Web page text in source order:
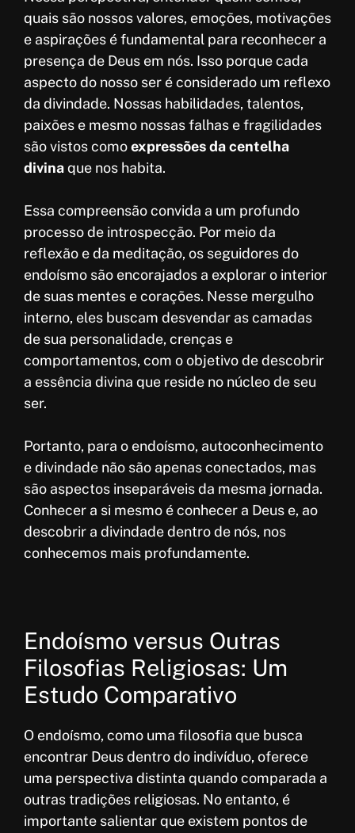
quais são nossos valores, emoções, motivações
e aspirações é fundamental para reconhecer a
presença de Deus em nós. Isso porque cada
aspecto do nosso ser é considerado um reflexo
da divindade. Nossas habilidades, talentos,
paixões e mesmo nossas falhas e fragilidades
são vistos comoexpressões da centelha
divinaque nos habita.
Essa compreensão convida a um profundo
processo de introspecção. Por meio da
reflexão e da meditação, os seguidores do
endoísmo são encorajados a explorar o interior
de suas mentes e corações. Nesse mergulho
interno, eles buscam desvendar as camadas
de sua personalidade, crenças e
comportamentos, com o objetivo de descobrir
a essência divina que reside no núcleo de seu
ser.
Portanto, para o endoísmo, autoconhecimento
e divindade não são apenas conectados, mas
são aspectos inseparáveis da mesma jornada.
Conhecer a si mesmo é conhecer a Deus e, ao
descobrir a divindade dentro de nós, nos
conhecemos mais profundamente.
Endoísmo versus Outras
Filosofias Religiosas: Um
Estudo Comparativo
O endoísmo, como uma filosofia que busca
encontrar Deus dentro do indivíduo, oferece
uma perspectiva distinta quando comparada a
outras tradições religiosas. No entanto, é
importante salientar que existem pontos de